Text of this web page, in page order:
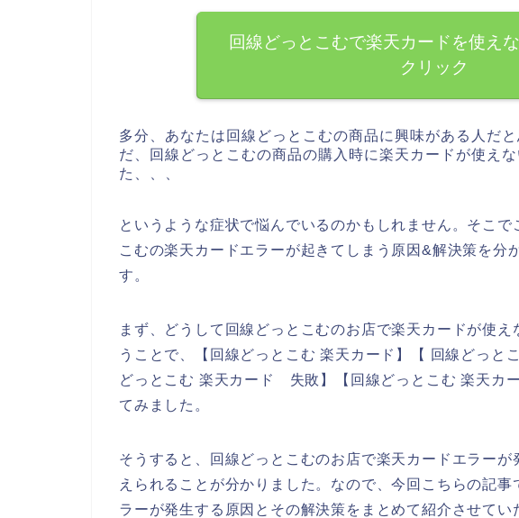
回線どっとこむで楽天カードを使え
クリック
多分、あなたは回線どっとこむの商品に興味がある人だ
だ、回線どっとこむの商品の購入時に楽天カードが使え
た、、、
というような症状で悩んでいるのかもしれません。そこで
こむの楽天カードエラーが起きてしまう原因&解決策を分
す。
まず、どうして回線どっとこむのお店で楽天カードが使
うことで、【回線どっとこむ 楽天カード】【 回線どっ
どっとこむ 楽天カード 失敗】【回線どっとこむ 楽天カ
てみました。
そうすると、回線どっとこむのお店で楽天カードエラー
えられることが分かりました。なので、今回こちらの記
ラーが発生する原因とその解決策をまとめて紹介させてい